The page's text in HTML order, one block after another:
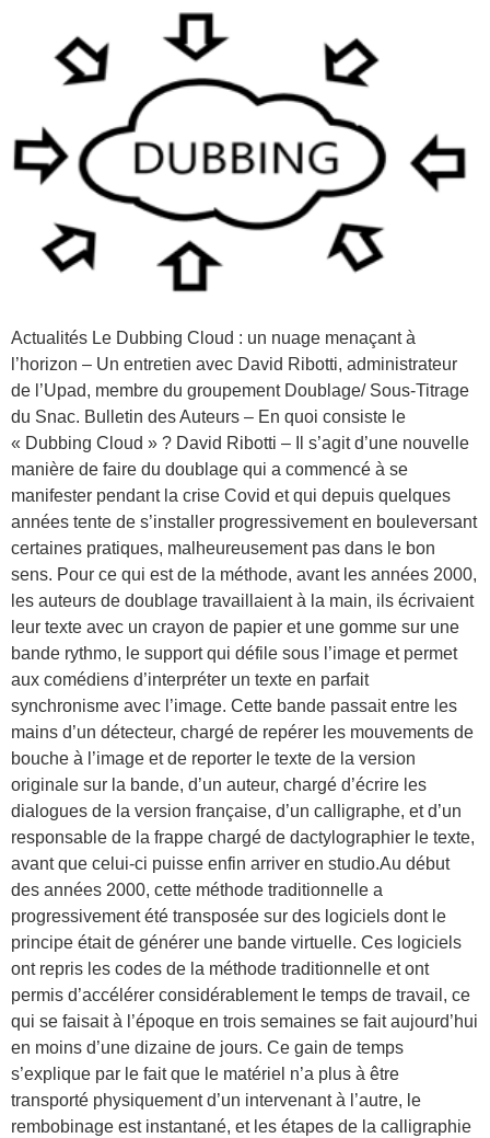
Actualités Le Dubbing Cloud : un nuage menaçant à
l’horizon – Un entretien avec David Ribotti, administrateur
de l’Upad, membre du groupement Doublage/ Sous-Titrage
du Snac. Bulletin des Auteurs – En quoi consiste le
« Dubbing Cloud » ? David Ribotti – Il s’agit d’une nouvelle
manière de faire du doublage qui a commencé à se
manifester pendant la crise Covid et qui depuis quelques
années tente de s’installer progressivement en bouleversant
certaines pratiques, malheureusement pas dans le bon
sens. Pour ce qui est de la méthode, avant les années 2000,
les auteurs de doublage travaillaient à la main, ils écrivaient
leur texte avec un crayon de papier et une gomme sur une
bande rythmo, le support qui défile sous l’image et permet
aux comédiens d’interpréter un texte en parfait
synchronisme avec l’image. Cette bande passait entre les
mains d’un détecteur, chargé de repérer les mouvements de
bouche à l’image et de reporter le texte de la version
originale sur la bande, d’un auteur, chargé d’écrire les
dialogues de la version française, d’un calligraphe, et d’un
responsable de la frappe chargé de dactylographier le texte,
avant que celui-ci puisse enfin arriver en studio.Au début
des années 2000, cette méthode traditionnelle a
progressivement été transposée sur des logiciels dont le
principe était de générer une bande virtuelle. Ces logiciels
ont repris les codes de la méthode traditionnelle et ont
permis d’accélérer considérablement le temps de travail, ce
qui se faisait à l’époque en trois semaines se fait aujourd’hui
en moins d’une dizaine de jours. Ce gain de temps
s’explique par le fait que le matériel n’a plus à être
transporté physiquement d’un intervenant à l’autre, le
rembobinage est instantané, et les étapes de la calligraphie